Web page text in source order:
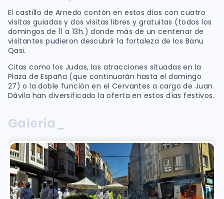
El castillo de Arnedo contón en estos días con cuatro
visitas guiadas y dos visitas libres y gratuitas (todos los
domingos de 11 a 13h.) donde más de un centenar de
visitantes pudieron descubrir la fortaleza de los Banu
Qasi.
Citas como los Judas, las atracciones situadas en la
Plaza de España (que continuarán hasta el domingo
27) o la doble función en el Cervantes a cargo de Juan
Dávila han diversificado la oferta en estos días festivos.
Galería_